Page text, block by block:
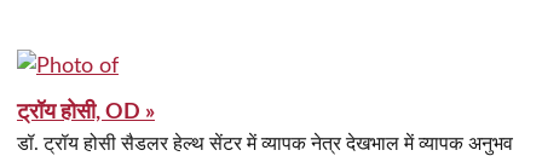
ट्रॉय होसी, OD »
डॉ. ट्रॉय होसी सैडलर हेल्थ सेंटर में व्यापक नेत्र देखभाल में व्यापक अनुभव